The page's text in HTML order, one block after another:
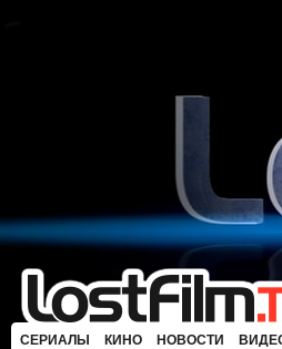
СЕРИАЛЫ КИНО НОВОСТИ